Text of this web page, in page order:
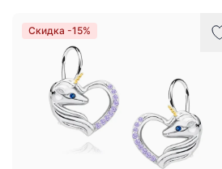
Скидка -15%